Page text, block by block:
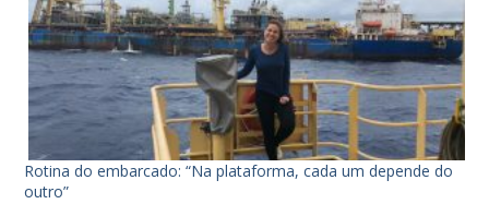
Rotina do embarcado: “Na plataforma, cada um depende do
outro”